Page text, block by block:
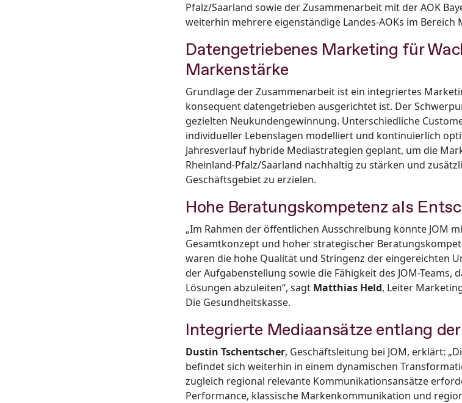
Pfalz/Saarland sowie der Zusammenarbeit mit der AOK
weiterhin mehrere eigenständige Landes-AOKs im Bereich
Datengetriebenes Marketing für
Markenstärke
Grundlage der Zusammenarbeit ist ein integriertes
konsequent datengetrieben ausgerichtet ist. Der
gezielten Neukundengewinnung. Unterschiedliche
individueller Lebenslagen modelliert und kontinuierlich
Jahresverlauf hybride Mediastrategien geplant, um die
Rheinland-Pfalz/Saarland nachhaltig zu stärken und
Geschäftsgebiet zu erzielen.
Hohe Beratungskompetenz als
„Im Rahmen der öffentlichen Ausschreibung konnte JOM
Gesamtkonzept und hoher strategischer
waren die hohe Qualität und Stringenz der eingereichten
der Aufgabenstellung sowie die Fähigkeit des JOM-
Lösungen abzuleiten“, sagt Matthias Held, Leiter
Die Gesundheitskasse.
Integrierte Mediaansätze entlang
Dustin Tschentscher, Geschäftsleitung bei JOM, erklärt:
befindet sich weiterhin in einem dynamischen
zugleich regional relevante Kommunikationsansätze
Performance, klassische Markenkommunikation und